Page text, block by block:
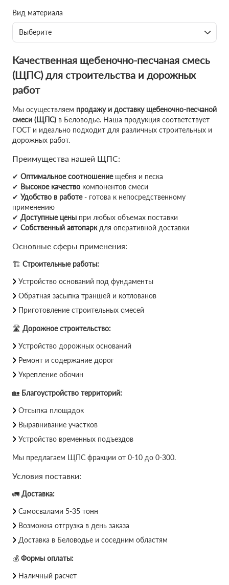
Вид материала
Выберите
Качественная щебеночно-песчаная смесь
(ЩПС) для строительства и дорожных
работ
Мы осуществляем продажу и доставку щебеночно-песчаной
смеси (ЩПС) в Беловодье. Наша продукция соответствует
ГОСТ и идеально подходит для различных строительных и
дорожных работ.
Преимущества нашей ЩПС:
✔ Оптимальное соотношениещебня и песка
✔ Высокое качество компонентов смеси
✔ Удобство в работе- готова к непосредственному
применению
✔ Доступные цены при любых объемах поставки
✔ Собственный автопаркдля оперативной доставки
Основные сферы применения:
🏗 Строительные работы:
Устройство оснований под фундаменты
Обратная засыпка траншей и котлованов
Приготовление строительных смесей
🛣 Дорожное строительство:
Устройство дорожных оснований
Ремонт и содержание дорог
Укрепление обочин
🏡 Благоустройство территорий:
Отсыпка площадок
Выравнивание участков
Устройство временных подъездов
Мы предлагаем ЩПС фракции от 0-10 до 0-300.
Условия поставки:
🚛 Доставка:
Самосвалами 5-35 тонн
Возможна отгрузка в день заказа
Доставка в Беловодье и соседним областям
💰 Формы оплаты:
Наличный расчет